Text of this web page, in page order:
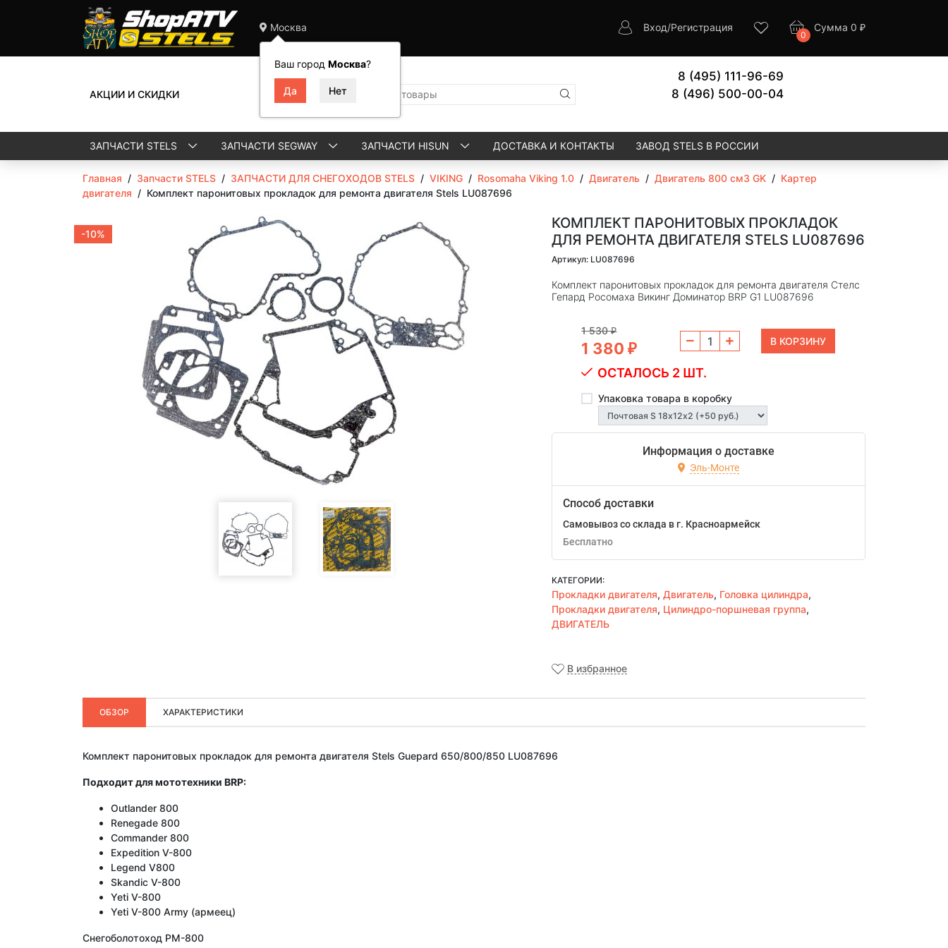
Москва
Ваш город Москва?
Вход/Регистрация
0
Сумма 0 ₽
АКЦИИ И СКИДКИ
8 (495) 111-96-69
8 (496) 500-00-04
ЗАПЧАСТИ STELS ЗАПЧАСТИ SEGWAY ЗАПЧАСТИ HISUN ДОСТАВКА И КОНТАКТЫ ЗАВОД STELS В РОССИИ
Главная / Запчасти STELS / ЗАПЧАСТИ ДЛЯ СНЕГОХОДОВ STELS / VIKING / Rosomaha Viking 1.0 / Двигатель / Двигатель 800 см3 GK / Картер
двигателя / Комплект паронитовых прокладок для ремонта двигателя Stels LU087696
-10%
КОМПЛЕКТ ПАРОНИТОВЫХ ПРОКЛАДОК
ДЛЯ РЕМОНТА ДВИГАТЕЛЯ STELS LU087696
Артикул: LU087696
Комплект паронитовых прокладок для ремонта двигателя Стелс
Гепард Росомаха Викинг Доминатор BRP G1 LU087696
1 530₽
1 380₽
ОСТАЛОСЬ 2 ШТ.
Упаковка товара в коробку
Информация о доставке
Эль-Монте
Способ доставки
Самовывоз со склада в г. Красноармейск
Бесплатно
КАТЕГОРИИ:
Прокладки двигателя, Двигатель, Головка цилиндра,
Прокладки двигателя, Цилиндро-поршневая группа,
ДВИГАТЕЛЬ
В избранное
ОБЗОР ХАРАКТЕРИСТИКИ
Комплект паронитовых прокладок для ремонта двигателя Stels Guepard 650/800/850 LU087696
Подходит для мототехники BRP:
Outlander 800
Renegade 800
Commander 800
Expedition V-800
Legend V800
Skandic V-800
Yeti V-800
Yeti V-800 Army (армеец)
Снегоболотоход PM-800